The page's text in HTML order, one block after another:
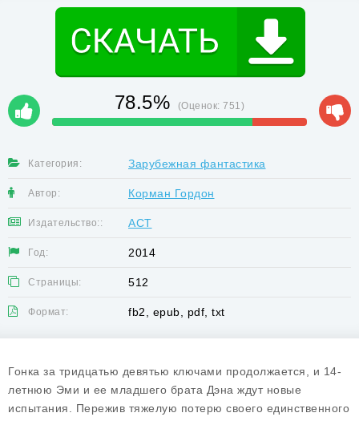
78.5% (Оценок:751)
Категория: Зарубежная фантастика
Автор: Корман Гордон
Издательство:: АСТ
Год: 2014
Страницы: 512
Формат: fb2, epub, pdf, txt
Гонка за тридцатью девятью ключами продолжается, и 14-
летнюю Эми и ее младшего брата Дэна ждут новые
испытания. Пережив тяжелую потерю своего единственного